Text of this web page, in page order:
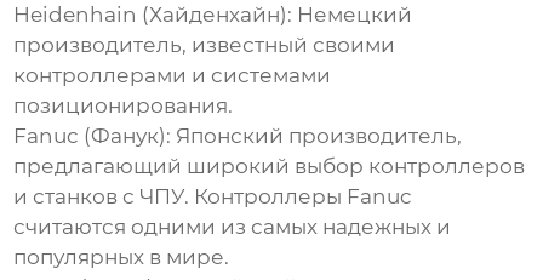
Heidenhain (Хайденхайн): Немецкий
производитель, известный своими
контроллерами и системами
позиционирования.
Fanuc (Фанук): Японский производитель,
предлагающий широкий выбор контроллеров
и станков с ЧПУ. Контроллеры Fanuc
считаются одними из самых надежных и
популярных в мире.